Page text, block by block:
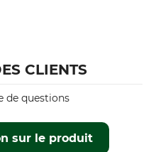
CLIENTS
sur le produit
de questions